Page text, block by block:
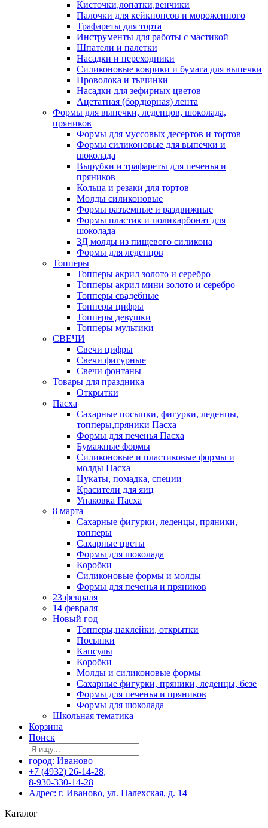
Кисточки,лопатки,венчики
Палочки для кейкпопсов и мороженного
Трафареты для торта
Инструменты для работы с мастикой
Шпатели и палетки
Насадки и переходники
Силиконовые коврики и бумага для выпечки
Проволока и тычинки
Насадки для зефирных цветов
Ацетатная (бордюрная) лента
Формы для выпечки, леденцов, шоколада,
пряников
Формы для муссовых десертов и тортов
Формы силиконовые для выпечки и
шоколада
Вырубки и трафареты для печенья и
пряников
Кольца и резаки для тортов
Молды силиконовые
Формы разъемные и раздвижные
Формы пластик и поликарбонат для
шоколада
3Д молды из пищевого силикона
Формы для леденцов
Топперы
Топперы акрил золото и серебро
Топперы акрил мини золото и серебро
Топперы свадебные
Топперы цифры
Топперы девушки
Топперы мультики
СВЕЧИ
Свечи цифры
Свечи фигурные
Свечи фонтаны
Товары для праздника
Открытки
Пасха
Сахарные посыпки, фигурки, леденцы,
топперы,пряники Пасха
Формы для печенья Пасха
Бумажные формы
Силиконовые и пластиковые формы и
молды Пасха
Цукаты, помадка, специи
Красители для яиц
Упаковка Пасха
8 марта
Сахарные фигурки, леденцы, пряники,
топперы
Сахарные цветы
Формы для шоколада
Коробки
Силиконовые формы и молды
Формы для печенья и пряников
23 февраля
14 февраля
Новый год
Топперы,наклейки, открытки
Посыпки
Капсулы
Коробки
Молды и силиконовые формы
Сахарные фигурки, пряники, леденцы, безе
Формы для печенья и пряников
Формы для шоколада
Школьная тематика
Корзина
Поиск
город: Иваново
+7 (4932) 26-14-28,
8-930-330-14-28
Адрес: г. Иваново, ул. Палехская, д. 14
Каталог